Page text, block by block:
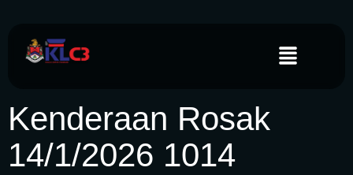
Kenderaan Rosak
14/1/2026 1014